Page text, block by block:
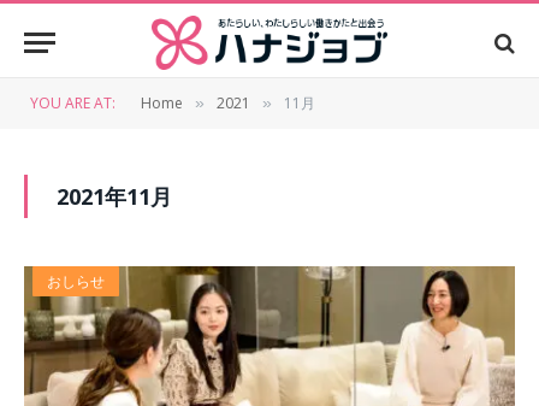
YOU ARE AT: Home » 2021 » 11月
2021年11月
おしらせ